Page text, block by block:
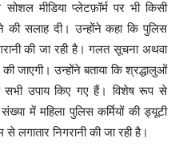
मीडिया प्लेटफ़ॉर्म पर भी किसी
सलाह दी। उन्होंने कहा कि पुलिस
की जा रही है। गलत सूचना अथवा
जाएगी। उन्होंने बताया कि श्रद्धालुओं
सभी उपाय किए गए हैं। विशेष रूप से
में महिला पुलिस कर्मियों की ड्यूटी
लगातार निगरानी की जा रही है।